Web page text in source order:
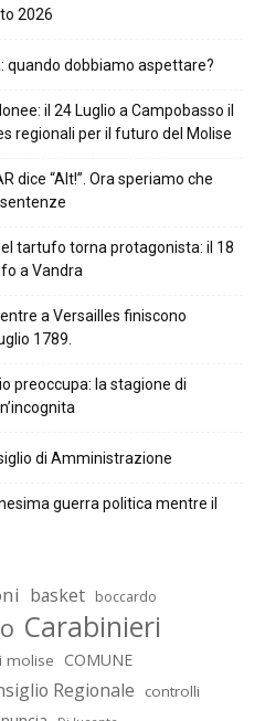
2026
quando dobbiamo aspettare?
il 24 Luglio a Campobasso il
regionali per il futuro del Molise
dice “Alt!”. Ora speriamo che
tartufo torna protagonista: il 18
a Vandra
a Versailles finiscono
1789.
preoccupa: la stagione di
di Amministrazione
guerra politica mentre il
basket boccardo
Carabinieri
molise COMUNE
Regionale controlli